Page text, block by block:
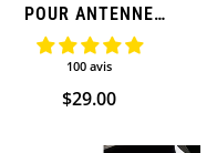
POUR ANTENNE
D'ANTENNE DE VOITURE
FM POUR MINI COOPER
(SUPPLÉMENTAIRE)
100 avis
Prix
$29.00